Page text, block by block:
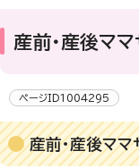
産前・産後マ
ページID1004295
産前・産後マ